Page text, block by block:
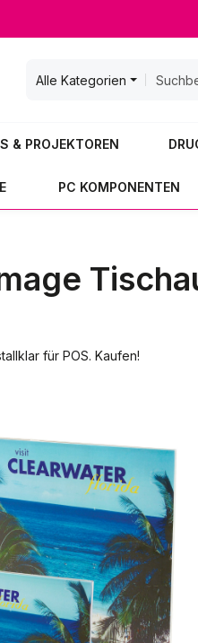
Alle Kategorien
& PROJEKTOREN
PC KOMPONENTEN
für POS. Kaufen!